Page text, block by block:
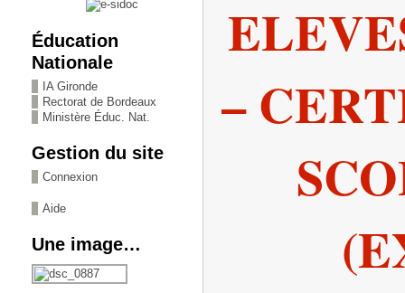
Éducation
Nationale
IA Gironde
Rectorat de Bordeaux
Ministère Éduc. Nat.
Gestion du site
Connexion
Aide
Une image…
–